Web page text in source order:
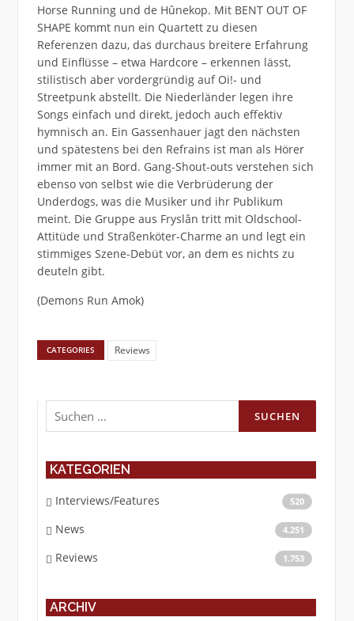
Horse Running und de Hûnekop. Mit BENT OUT OF
SHAPE kommt nun ein Quartett zu diesen
Referenzen dazu, das durchaus breitere Erfahrung
und Einflüsse – etwa Hardcore – erkennen lässt,
stilistisch aber vordergründig auf Oi!- und
Streetpunk abstellt. Die Niederländer legen ihre
Songs einfach und direkt, jedoch auch effektiv
hymnisch an. Ein Gassenhauer jagt den nächsten
und spätestens bei den Refrains ist man als Hörer
immer mit an Bord. Gang-Shout-outs verstehen sich
ebenso von selbst wie die Verbrüderung der
Underdogs, was die Musiker und ihr Publikum
meint. Die Gruppe aus Fryslân tritt mit Oldschool-
Attitüde und Straßenköter-Charme an und legt ein
stimmiges Szene-Debüt vor, an dem es nichts zu
deuteln gibt.
(Demons Run Amok)
CATEGORIES Reviews
Suchen
nach:
KATEGORIEN
Interviews/Features 520
News 4.251
Reviews 1.753
ARCHIV